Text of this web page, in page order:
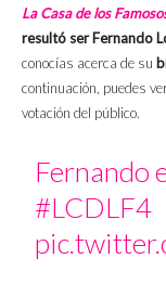
La Casa de los
resultó ser Fernando
conocías acerca de su
continuación, puedes
votación del público.
Fernando
#LCDLF4